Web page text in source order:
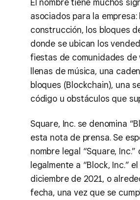
El nombre tiene muchos
asociados para la
construcción, los bloques
donde se ubican los
fiestas de comunidades de
llenas de música, una
bloques (Blockchain), una
código u obstáculos que
Square, Inc. se denomina
esta nota de prensa. Se
nombre legal “Square, Inc.”
legalmente a “Block, Inc.”
diciembre de 2021, o
fecha, una vez que se